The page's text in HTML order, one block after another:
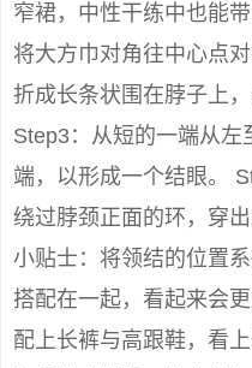
窄裙，中性干练中也能
将大方巾对角往中心点
折成长条状围在脖子上
Step3：从短的一端从
端，以形成一个结眼。
绕过脖颈正面的环，穿
小贴士：将领结的位置
搭配在一起，看起来会
配上长裤与高跟鞋，看